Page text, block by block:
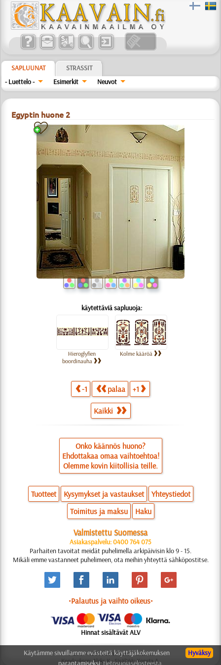
SAPLUUNAT
STRASSIT
- Luettelo -
Esimerkit Neuvot
Egyptin huone 2
käytettäviä sapluuoja:
Hieroglyfien
boordinauha
Kolme kääröä
-1 palaa +1
Kaikki
Onko käännös huono?
Ehdottakaa omaa vaihtoehtoa!
Olemme kovin kiitollisia teille.
Tuotteet Kysymykset ja vastaukset
Yhteystiedot
Toimitus ja maksu
Haku
Valmistettu Suomessa
Asiakaspalvelu: 0400 764 075
Parhaiten tavoitat meidät puhelimella arkipäivisin klo 9 - 15.
Mikäli emme vastanneet puhelimeen, ota meihin yhteyttä sähköpostitse.
•Palautus ja vaihto oikeus•
Hinnat sisältävät ALV
© 2006-2025 Suunnittelu: Natali M.
Koodauksen: Aleks K.; Sisältöä: Konsta A.
Hyväksy
Käytämme sivuillamme evästeitä käyttäjäkokemuksen
parantamiseksi:tietosuojaselosteesta.